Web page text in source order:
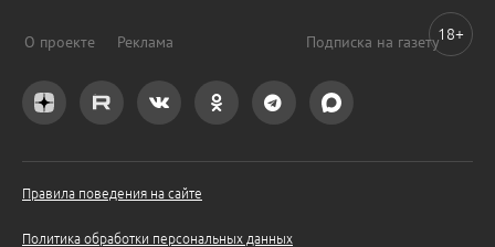
О проекте Реклама Подписка на газету
Правила поведения на сайте
Политика обработки персональных данных
18+